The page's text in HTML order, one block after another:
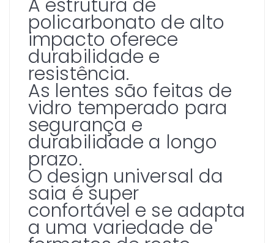
A estrutura de
policarbonato de alto
impacto oferece
durabilidade e
resistência.
As lentes são feitas de
vidro temperado para
segurança e
durabilidade a longo
prazo.
O design universal da
saia é super
confortável e se adapta
a uma variedade de